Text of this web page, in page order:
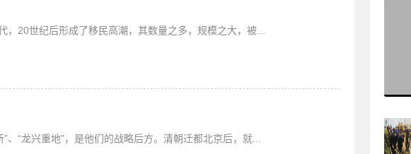
，20世纪后形成了移民高潮，其数量之多，规模之大，被...
“龙兴重地”，是他们的战略后方。清朝迁都北京后，就...